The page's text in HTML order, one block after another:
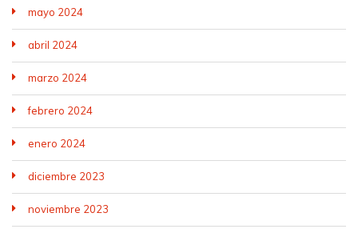
mayo 2024
abril 2024
marzo 2024
febrero 2024
enero 2024
diciembre 2023
noviembre 2023